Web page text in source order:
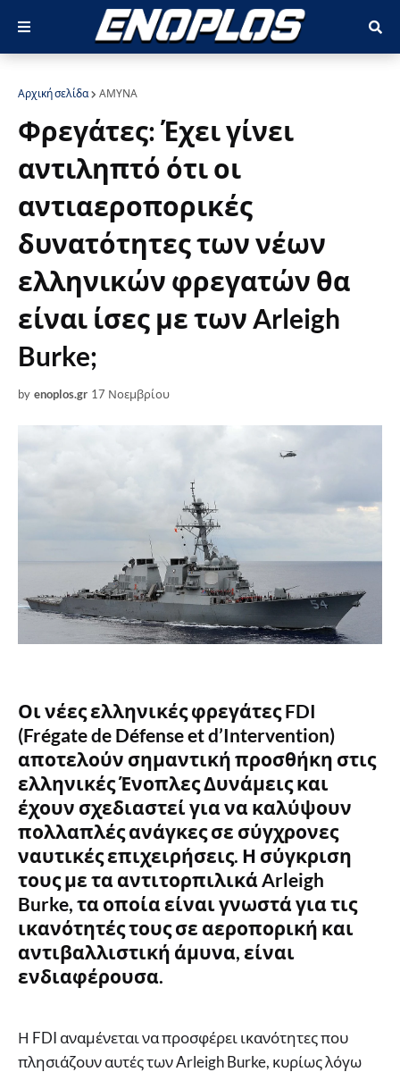
Αρχική σελίδα ΑΜΥΝΑ
Φρεγάτες: Έχει γίνει
αντιληπτό ότι οι
αντιαεροπορικές
δυνατότητες των νέων
ελληνικών φρεγατών θα
είναι ίσες με των Arleigh
Burke;
by enoplos.gr 17 Νοεμβρίου
Οι νέες ελληνικές φρεγάτες FDI
(Frégate de Défense et d’Intervention)
αποτελούν σημαντική προσθήκη στις
ελληνικές Ένοπλες Δυνάμεις και
έχουν σχεδιαστεί για να καλύψουν
πολλαπλές ανάγκες σε σύγχρονες
ναυτικές επιχειρήσεις. Η σύγκριση
τους με τα αντιτορπιλικά Arleigh
Burke, τα οποία είναι γνωστά για τις
ικανότητές τους σε αεροπορική και
αντιβαλλιστική άμυνα, είναι
ενδιαφέρουσα.
Η FDI αναμένεται να προσφέρει ικανότητες που
πλησιάζουν αυτές των Arleigh Burke, κυρίως λόγω